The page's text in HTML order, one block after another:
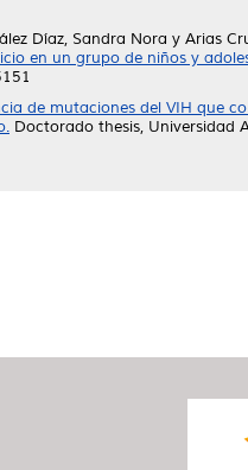
Díaz, Sandra Nora y Arias
en un grupo de niños y
de mutaciones del VIH que
Doctorado thesis, Universidad